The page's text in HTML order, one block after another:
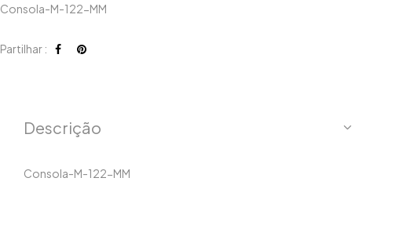
Consola-M-122-MM
Partilhar :
Descrição
Consola-M-122-MM